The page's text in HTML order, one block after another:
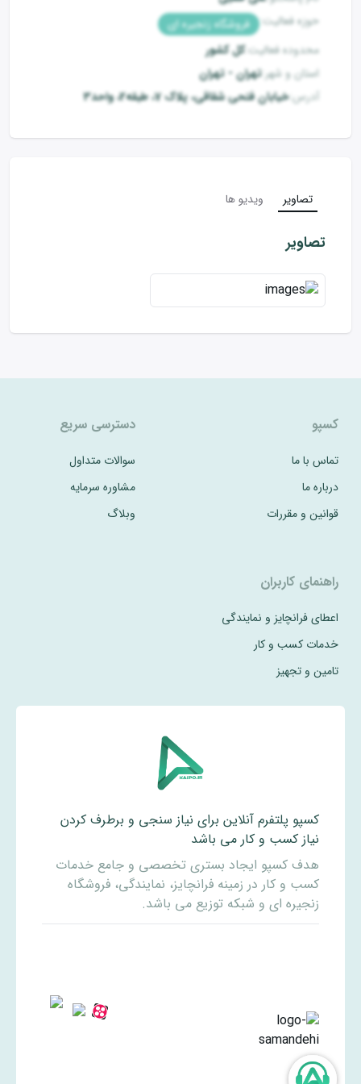
حوزه فعالیت: فروشگاه زنجیره ای
محدوده فعالیت:کل کشور
استان و شهر:تهران-تهران
آدرس:خیابان فتحی شقاقی، پلاک 7، طبقه2، واحد3
تصاویر ویدیو ها
تصاویر
کسپو
تماس با ما
درباره ما
قوانین و مقررات
دسترسی سریع
سوالات متداول
مشاوره سرمایه
وبلاگ
راهنمای کاربران
اعطای فرانچایز و نمایندگی
خدمات کسب و کار
تامین و تجهیز
کسپو پلتفرم آنلاین برای نیاز سنجی و برطرف کردن
نیاز کسب و کار می باشد
هدف کسپو ایجاد بستری تخصصی و جامع خدمات
کسب و کار در زمینه فرانچایز، نمایندگی، فروشگاه
زنجیره ای و شبکه توزیع می باشد.